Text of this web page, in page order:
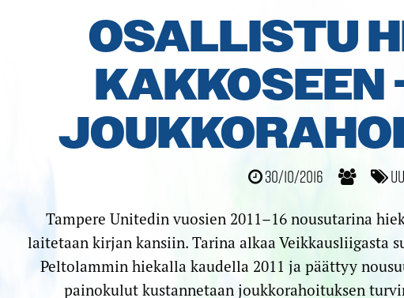
OSALLISTU
30/10/2016
Tampere Unitedin vuosien 2011–16 nousutarina
laitetaan kirjan kansiin. Tarina alkaa Veikkausliigasta
Peltolammin hiekalla kaudella 2011 ja päättyy
painokulut kustannetaan joukkorahoituksen